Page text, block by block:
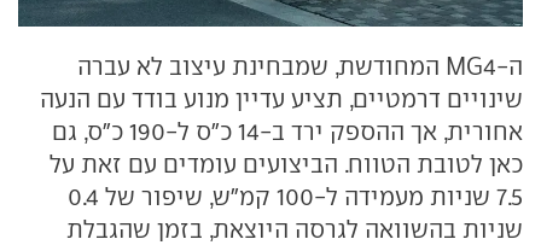
ה-MG4 המחודשת, שמבחינת עיצוב לא עברה
שינויים דרמטיים, תציע עדיין מנוע בודד עם הנעה
אחורית, אך ההספק ירד ב-14 כ"ס ל-190 כ"ס, גם
כאן לטובת הטווח. הביצועים עומדים עם זאת על
7.5 שניות מעמידה ל-100 קמ"ש, שיפור של 0.4
שניות בהשוואה לגרסה היוצאת, בזמן שהגבלת